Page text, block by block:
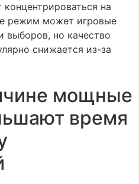
концентрироваться на
режим может игровые
выборов, но качество
снижается из-за
мощные
время